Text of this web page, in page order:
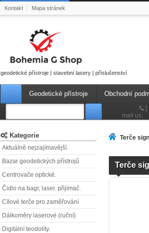
Kontakt Mapa stránek
geodetické přístroje | stavební lasery | příslušenství
Geodetické přístroje Obchodní
[
mail us:
Kategorie
Aktuálně nejzajímavější.
Bazar geodetických přístrojů
Centrovače optické.
Čidlo na bagr, laser. přijímač.
Cílové terče pro zaměřování
Dálkoměry laserové (ruční)
Digitální teodolity.
Terče
Terče